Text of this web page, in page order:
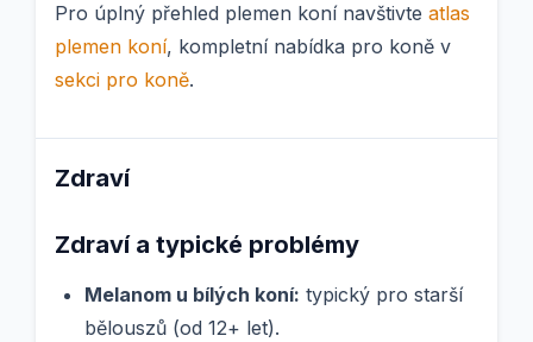
Pro úplný přehled plemen koní navštivte atlas
plemen koní, kompletní nabídka pro koně v
sekci pro koně.
Zdraví
Zdraví a typické problémy
Melanom u bílých koní: typický pro starší
bělouszů (od 12+ let).